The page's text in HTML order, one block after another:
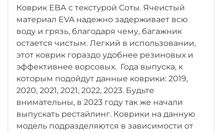
Коврик ЕВА с текстурой Соты. Ячеистый
материал EVA надежно задерживает всю
воду и грязь, благодаря чему, багажник
остается чистым. Легкий в использовании,
этот коврик гораздо удобнее резиновых и
эффективнее ворсовых. Года выпуска, к
которым подойдут данные коврики: 2019,
2020, 2021, 2021, 2022, 2023. Будьте
внимательны, в 2023 году так же начали
выпускать рестайлинг. Коврики на данную
модель подразделяются в зависимости от